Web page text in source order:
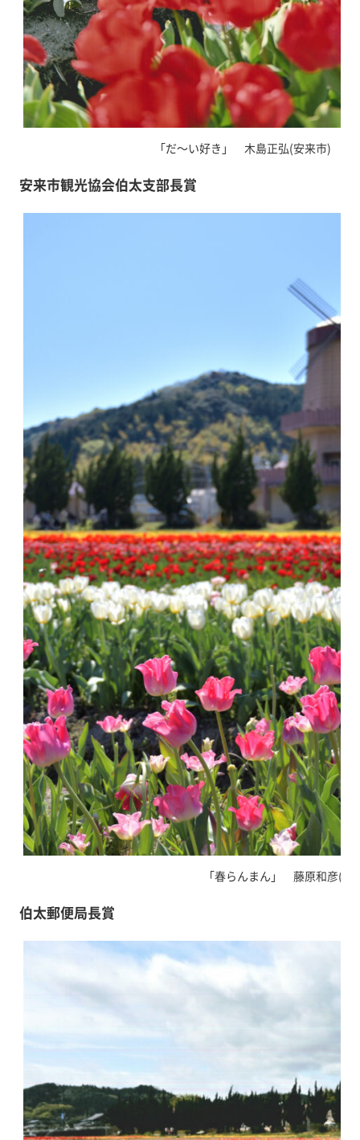
「だ～い好き」 木島正弘(安来市)
安来市観光協会伯太支部長賞
「春らんまん」 藤原和彦(雲
伯太郵便局長賞